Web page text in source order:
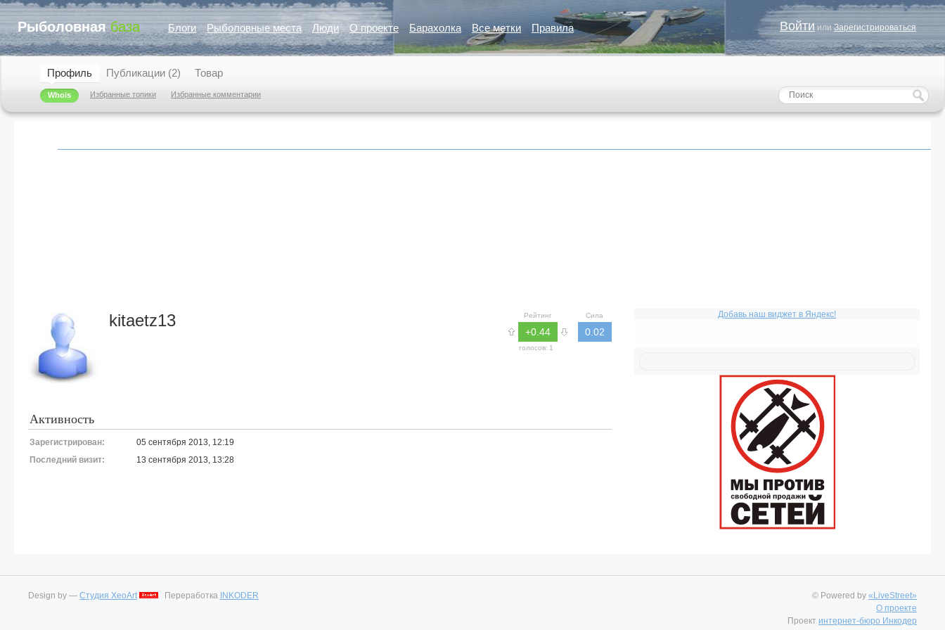
Рыболовнаябаза Блоги Рыболовные места Люди О проекте Барахолка Все метки Правила Войти или Зарегистрироваться
Профиль
Whois Избранные топики Избранные комментарии
Публикации (2) Товар
Сила
0.02
Рейтинг
+0.44
голосов: 1
kitaetz13
Активность
Зарегистрирован:
05 сентября 2013, 12:19
Последний визит:
13 сентября 2013, 13:28
Добавь наш виджет в Яндекс!
© Powered by «LiveStreet»
О проекте
Проект интернет-бюро Инкодер
Design by — Студия XeoArt Переработка INKODER